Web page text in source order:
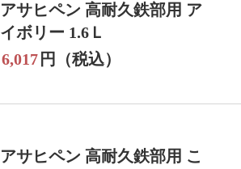
アサヒペン 高耐久鉄部用 ア
イボリー 1.6Ｌ
6,017 円（税込）
アサヒペン 高耐久鉄部用 こ